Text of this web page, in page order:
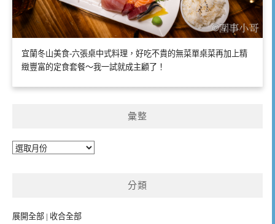
宜蘭冬山美食-六張桌中式料理，好吃不貴的無菜單桌菜再加上精
緻豐富的定食套餐～我一試就成主顧了！
彙整
彙
分類
展開全部 | 收合全部